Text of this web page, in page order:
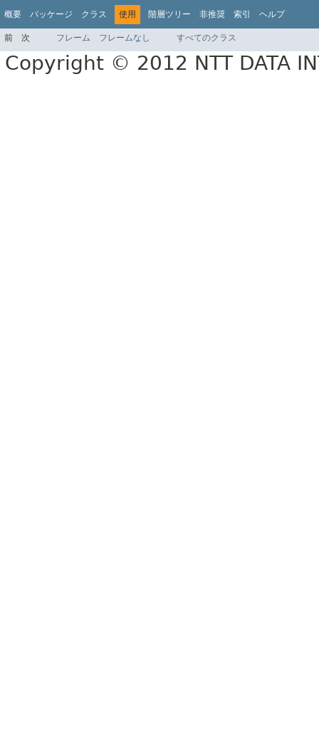
概要 パッケージ クラス 使用 階層ツリー 非推奨 索引 ヘルプ
前 次 フレーム フレームなし すべてのクラス
Copyright © 2012 NTT DATA